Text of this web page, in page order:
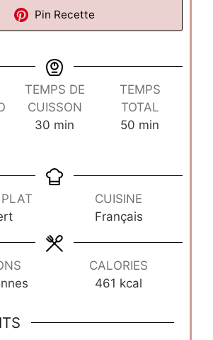
Pin Recette
TEMPS DE
CUISSON
30 minutes
min
TEMPS
TOTAL
50 minutes
min
CUISINE
Français
CALORIES
461 kcal